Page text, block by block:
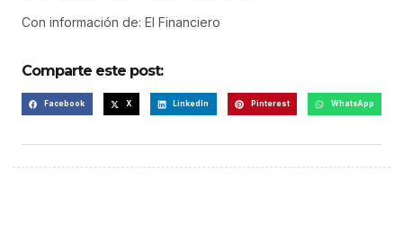
Con información de: El Financiero
Comparte este post:
Facebook X LinkedIn Pinterest WhatsApp